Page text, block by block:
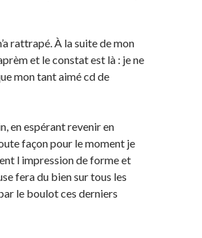
rattrapé. À la suite de mon
et le constat est là : je ne
mon tant aimé cd de
en espérant revenir en
façon pour le moment je
l impression de forme et
fera du bien sur tous les
le boulot ces derniers